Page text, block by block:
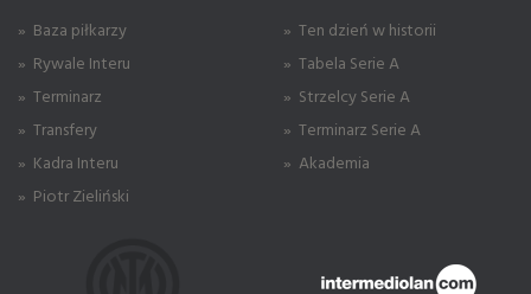
» Baza piłkarzy
» Rywale Interu
» Terminarz
» Transfery
» Kadra Interu
» Piotr Zieliński
» Ten dzień w historii
» Tabela Serie A
» Strzelcy Serie A
» Terminarz Serie A
» Akademia